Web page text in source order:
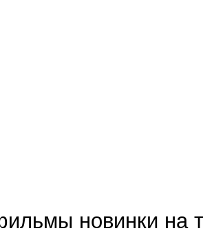
новинки на